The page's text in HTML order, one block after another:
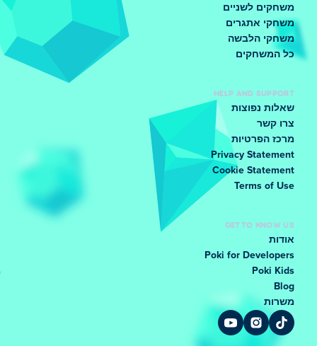
משחקים לשניים
משחקי אתגרים
משחקי הלבשה
כל המשחקים
HELP AND SUPPORT
שאלות נפוצות
צרו קשר
מרכז הפרטיות
Privacy Statement
Cookie Statement
Terms of Use
GET TO KNOW US
אודות
Poki for Developers
Poki Kids
Blog
משרות